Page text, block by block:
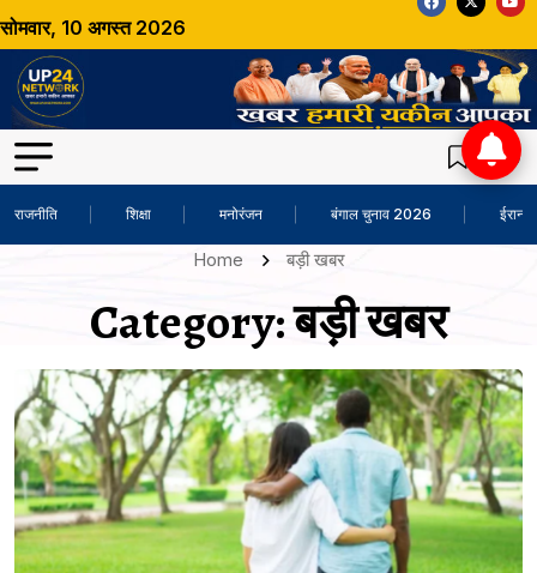
सोमवार, 10 अगस्त 2026
राजनीति शिक्षा मनोरंजन बंगाल चुनाव 2026 ईरान-
Home बड़ी खबर
Category:बड़ी खबर